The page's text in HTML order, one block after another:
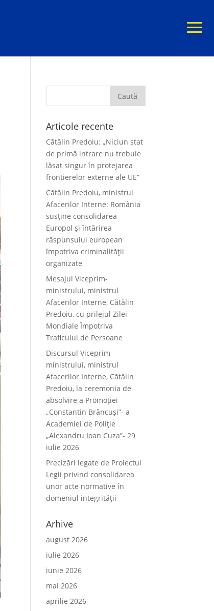
Articole recente
Cătălin Predoiu: „Niciun stat
de primă intrare nu trebuie
lăsat singur în protejarea
frontierelor externe ale UE”
Cătălin Predoiu, ministrul
Afacerilor Interne: România
susține consolidarea
Europol și întărirea
răspunsului european
împotriva criminalității
organizate
Mesajul Viceprim-
ministrului, ministrul
Afacerilor Interne, Cătălin
Predoiu, cu prilejul Zilei
Mondiale Împotriva
Traficului de Persoane
Discursul Viceprim-
ministrului, ministrul
Afacerilor Interne, Cătălin
Predoiu, la ceremonia de
absolvire a Promoției
„Constantin Brâncuși”- a
Academiei de Poliție
„Alexandru Ioan Cuza”- 29
iulie 2026
Precizări legate de Proiectul
Legii privind consolidarea
unor acte normative în
domeniul integrității
Arhive
august 2026
iulie 2026
iunie 2026
mai 2026
aprilie 2026